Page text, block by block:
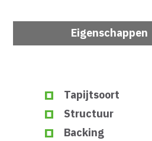
Eigenschappen
Tapijtsoort
Structuur
Backing